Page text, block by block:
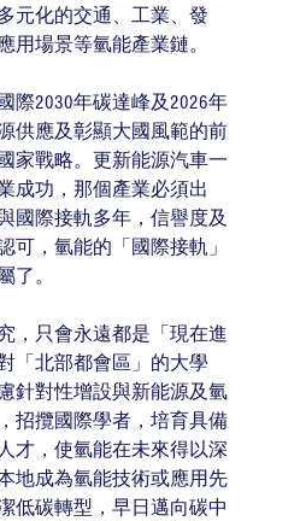
元化的交通、工業、發
用場景等氫能產業鏈。
際2030年碳達峰及2026年
供應及彰顯大國風範的前
家戰略。更新能源汽車一
成功，那個產業必須出
國際接軌多年，信譽度及
可，氫能的「國際接軌」
了。
，只會永遠都是「現在進
「北部都會區」的大學
針對性增設與新能源及氫
招攬國際學者，培育具備
才，使氫能在未來得以深
地成為氫能技術或應用先
低碳轉型，早日邁向碳中